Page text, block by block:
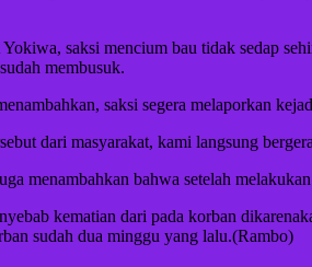
saksi mencium bau tidak sedap
membusuk.
saksi segera melaporkan
dari masyarakat, kami langsung
menambahkan bahwa setelah
kematian dari pada korban
sudah dua minggu yang lalu.(Rambo)